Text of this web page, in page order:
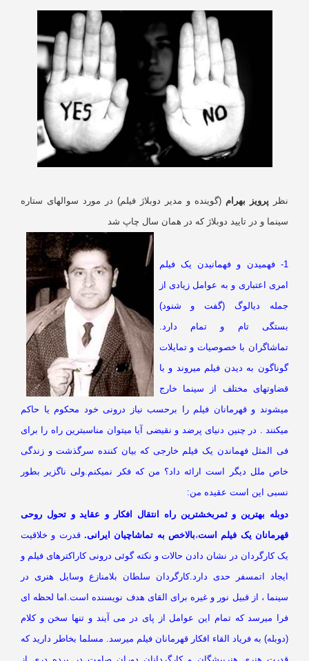
پرویز بهرام
(گوینده و مدیر دوبلاژ فیلم) در مورد سوالهای ستاره
و در تایید دوبلاژ که در همان سال چاپ شد
1- فهمیدن و فهمانیدن یک فیلم
اعتباری و به عوامل زیادی از
دیالوگ (گفت و شنود)
تام و تمام دارد.
با خصوصیات و تمایلات
به دیدن فیلم میروند و با
مختلف از سینما خارج
و قهرمانان فیلم را برحسب نیاز درونی خود محکوم یا حاکم
. در چنین دنیای پرضد و نقیضی آیا میتوان مناسبترین راه را برای
المثل فهماندن یک فیلم خارجی که بیان کننده سرگذشت و زندگی
ملل دیگر است ارائه داد؟ من که فکر نمیکنم.ولی ناگزیر بطور
این است عقیده من:
بهترین و ثمربخشترین راه انتقال افکار و عقاید و تحول روحی
یک فیلم است، بالاخص به تماشاچیان ایرانی.
قدرت و خلاقیت
کارگردان در نشان دادن حالات و نکته گوئی درونی کاراکترهای فیلم و
اتمسفر حدی دارد.کارگردان سلطان بلامنازع وسایل هنری در
، از قبیل نور و غیره برای القای هدف نویسنده است.اما لحظه ای
میرسد که تمام این عوامل از پای در می آیند و تنها سخن و کلام
به فریاد القاء افکار قهرمانان فیلم میرسد. مسلما بخاطر دارید که